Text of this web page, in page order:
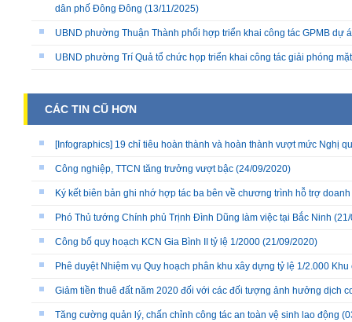
dân phố Đông Đông (13/11/2025)
UBND phường Thuận Thành phối hợp triển khai công tác GPMB dự
UBND phường Trí Quả tổ chức họp triển khai công tác giải phóng
CÁC TIN CŨ HƠN
[Infographics] 19 chỉ tiêu hoàn thành và hoàn thành vượt mức Nghị
Công nghiệp, TTCN tăng trưởng vượt bậc (24/09/2020)
Ký kết biên bản ghi nhớ hợp tác ba bên về chương trình hỗ trợ
Phó Thủ tướng Chính phủ Trịnh Đình Dũng làm việc tại Bắc Ninh
Công bố quy hoạch KCN Gia Bình II tỷ lệ 1/2000 (21/09/2020)
Phê duyệt Nhiệm vụ Quy hoạch phân khu xây dựng tỷ lệ 1/2.000
Giảm tiền thuê đất năm 2020 đối với các đối tượng ảnh hưởng dịch
Tăng cường quản lý, chấn chỉnh công tác an toàn vệ sinh lao động